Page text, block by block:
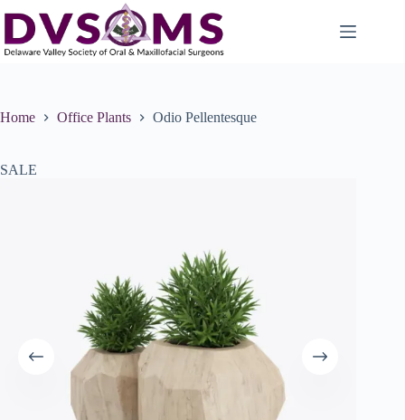
Home Office Plants Odio Pellentesque
SALE